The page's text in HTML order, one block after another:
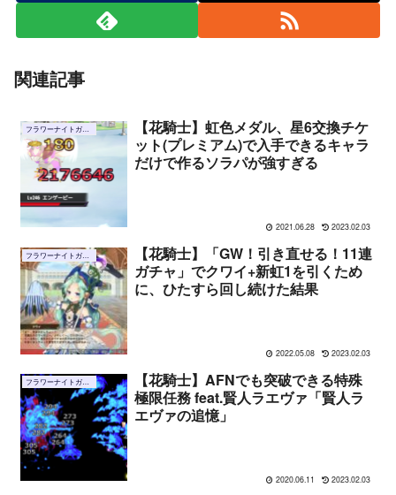
関連記事
フラワーナイトガール
【花騎士】虹色メダル、星6交換チケ
ット(プレミアム)で入手できるキャラ
だけで作るソラパが強すぎる
2021.06.28 2023.02.03
フラワーナイトガール
【花騎士】「GW！引き直せる！11連
ガチャ」でクワイ+新虹1を引くため
に、ひたすら回し続けた結果
2022.05.08 2023.02.03
フラワーナイトガール
【花騎士】AFNでも突破できる特殊
極限任務 feat.賢人ラエヴァ「賢人ラ
エヴァの追憶」
2020.06.11 2023.02.03